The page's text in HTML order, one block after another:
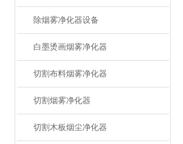
除烟雾净化器设备
白墨烫画烟雾净化器
切割布料烟雾净化器
切割烟雾净化器
切割木板烟尘净化器